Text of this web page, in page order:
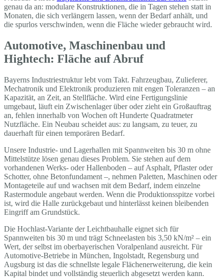
genau da an: modulare Konstruktionen, die in Tagen stehen statt in
Monaten, die sich verlängern lassen, wenn der Bedarf anhält, und
die spurlos verschwinden, wenn die Fläche wieder gebraucht wird.
Automotive, Maschinenbau und
Hightech: Fläche auf Abruf
Bayerns Industriestruktur lebt vom Takt. Fahrzeugbau, Zulieferer,
Mechatronik und Elektronik produzieren mit engen Toleranzen – an
Kapazität, an Zeit, an Stellfläche. Wird eine Fertigungslinie
umgebaut, läuft ein Zwischenlager über oder zieht ein Großauftrag
an, fehlen innerhalb von Wochen oft Hunderte Quadratmeter
Nutzfläche. Ein Neubau scheidet aus: zu langsam, zu teuer, zu
dauerhaft für einen temporären Bedarf.
Unsere Industrie- und Lagerhallen mit Spannweiten bis 30 m ohne
Mittelstütze lösen genau dieses Problem. Sie stehen auf dem
vorhandenen Werks- oder Hallenboden – auf Asphalt, Pflaster oder
Schotter, ohne Betonfundament –, nehmen Paletten, Maschinen oder
Montageteile auf und wachsen mit dem Bedarf, indem einzelne
Rastermodule angebaut werden. Wenn die Produktionsspitze vorbei
ist, wird die Halle zurückgebaut und hinterlässt keinen bleibenden
Eingriff am Grundstück.
Die Hochlast-Variante der Leichtbauhalle eignet sich für
Spannweiten bis 30 m und trägt Schneelasten bis 3,50 kN/m² – ein
Wert, der selbst im oberbayerischen Voralpenland ausreicht. Für
Automotive-Betriebe in München, Ingolstadt, Regensburg und
Augsburg ist das die schnellste legale Flächenerweiterung, die kein
Kapital bindet und vollständig steuerlich abgesetzt werden kann.